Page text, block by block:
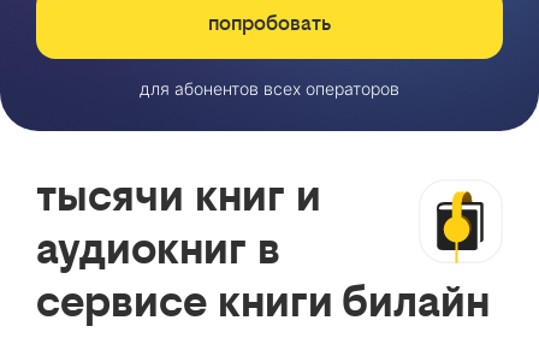
попробовать
для абонентов всех операторов
тысячи книг и
аудиокниг в
сервисе книги билайн